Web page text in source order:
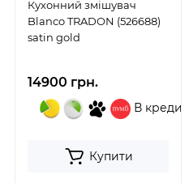
Кухонний змішувач
Blanco TRADON (526688)
satin gold
14900 грн.
В кредит
Купити